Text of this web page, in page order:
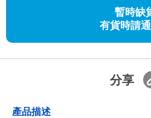
暫時缺
有貨時請
分享
產品描述